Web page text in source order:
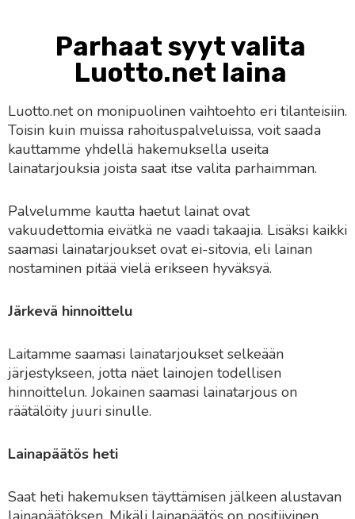
Parhaat syyt valita
Luotto.net laina
Luotto.net on monipuolinen vaihtoehto eri tilanteisiin.
Toisin kuin muissa rahoituspalveluissa, voit saada
kauttamme yhdellä hakemuksella useita
lainatarjouksia joista saat itse valita parhaimman.
Palvelumme kautta haetut lainat ovat
vakuudettomia eivätkä ne vaadi takaajia. Lisäksi kaikki
saamasi lainatarjoukset ovat ei-sitovia, eli lainan
nostaminen pitää vielä erikseen hyväksyä.
Järkevä hinnoittelu
Laitamme saamasi lainatarjoukset selkeään
järjestykseen, jotta näet lainojen todellisen
hinnoittelun. Jokainen saamasi lainatarjous on
räätälöity juuri sinulle.
Lainapäätös heti
Saat heti hakemuksen täyttämisen jälkeen alustavan